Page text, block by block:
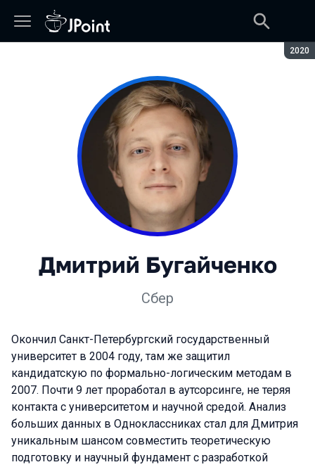
2020
Дмитрий Бугайченко
Сбер
Окончил Санкт-Петербургский государственный
университет в 2004 году, там же защитил
кандидатскую по формально-логическим методам в
2007. Почти 9 лет проработал в аутсорсинге, не теряя
контакта с университетом и научной средой. Анализ
больших данных в Одноклассниках стал для Дмитрия
уникальным шансом совместить теоретическую
подготовку и научный фундамент с разработкой